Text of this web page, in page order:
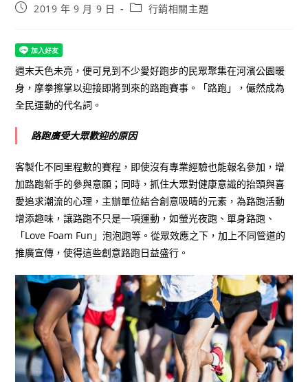
Post2019 年 9 月 9 日
Post行銷相關主題
週末天色未亮，便可見到不少愛好跑步的民眾聚集在河濱公園暖
身，摩拳擦掌以迎接即將到來的路跑賽事。「路跑」，儼然成為
全民運動的代名詞。
路跑廣受大眾歡迎的原因
客製化不同里程數的賽程，即使沒有專業經驗也能報名參加，增
加路跑新手的參與意願；同時，抓住大眾對健康意識的抬頭與喜
愛追求潮流的心理，主辦單位結合創意吸晴的元素，為路跑活動
增添趣味，讓路跑不只是一項運動，如螢光夜跑 、單身路跑、
「Love Foam Fun」泡泡跑等。從眾效應之下，加上不同管道的
推廣宣傳，使得這些創意路跑日益盛行。